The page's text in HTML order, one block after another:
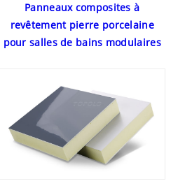
Panneaux composites à
revêtement pierre porcelaine
pour salles de bains modulaires